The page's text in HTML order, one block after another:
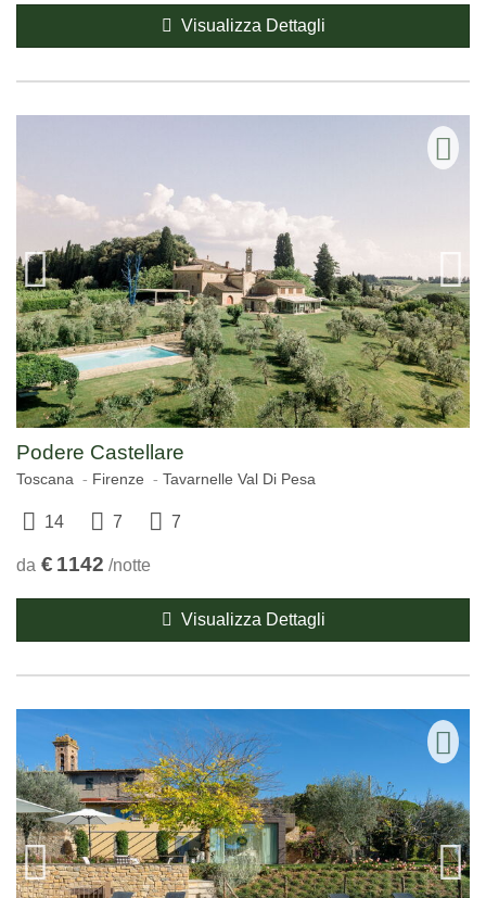
Visualizza Dettagli
Podere Castellare
Toscana Firenze Tavarnelle Val Di Pesa
14 7 7
da € 1142 /notte
Visualizza Dettagli